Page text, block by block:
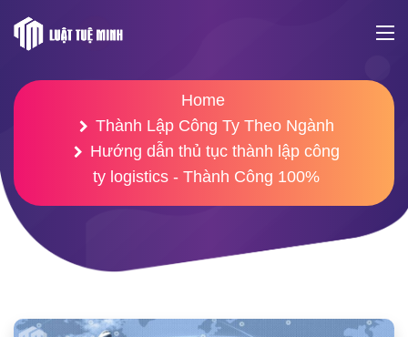
Home
Thành Lập Công Ty Theo Ngành
Hướng dẫn thủ tục thành lập công
ty logistics - Thành Công 100%